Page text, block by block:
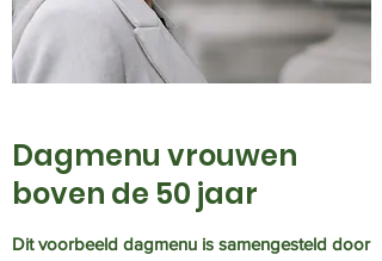
Dagmenu vrouwen
boven de 50 jaar
Dit voorbeeld dagmenu is samengesteld door